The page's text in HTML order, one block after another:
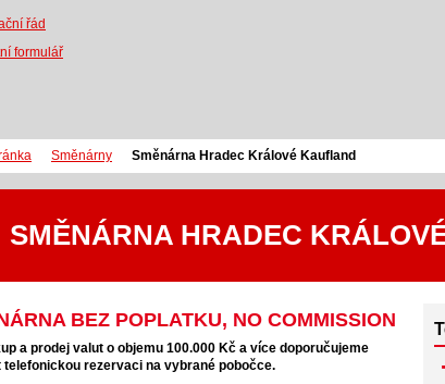
řád
formulář
Směnárny Směnárna Hradec Králové Kaufland
SMĚNÁRNA HRADEC
BEZ POPLATKU, NO COMMISSION
a prodej valut o objemu 100.000 Kč a více doporučujeme
telefonickou rezervaci na vybrané pobočce.